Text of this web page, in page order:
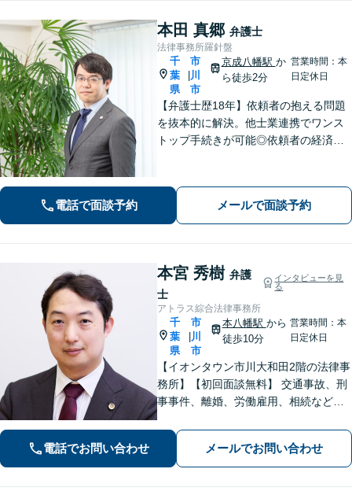
本田 真郷 弁護士
法律事務所羅針盤
千
葉
県
市
川
市
京成八幡駅 か
ら徒歩2分
営業時間：本
日定休日
【弁護士歴18年】依頼者の抱える問題
を抜本的に解決。他士業連携でワンス
トップ手続きが可能◎依頼者の経済
持。相続トラブルのみならず税金・登
記まで対応【マンション管理士】
電話で面談予約 メールで面談予約
本宮 秀樹 弁護
士
インタビューを見
る
アトラス綜合法律事務所
千
葉
県
市
川
市
本八幡駅 から
徒歩10分
営業時間：本
日定休日
【イオンタウン市川大和田2階の法律事
務所】【初回面談無料】 交通事故、刑
事事件、離婚、労働雇用、相続などの
経験15年以上】依頼者様に寄り添い、
解決へと導きます【電話相談可】【本
八幡駅9分】
電話でお問い合わせ メールでお問い合わせ